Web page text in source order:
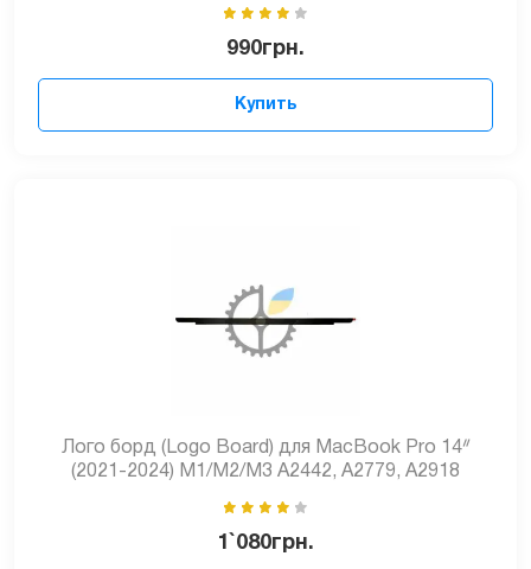
990грн.
Купить
Лого борд (Logo Board) для MacBook Pro 14ᐥ
(2021-2024) M1/M2/M3 A2442, A2779, A2918
1`080грн.